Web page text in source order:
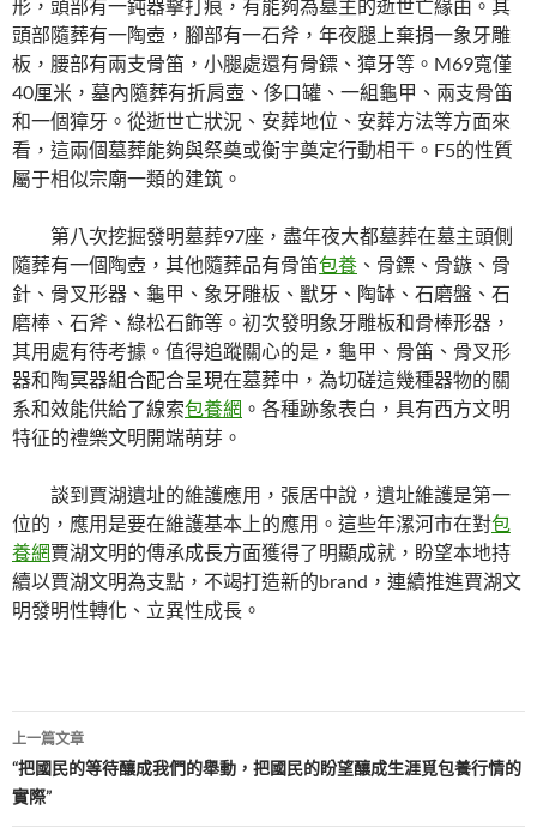
形，頭部有一鈍器擊打痕，有能夠為墓主的逝世亡緣由。其
頭部隨葬有一陶壺，腳部有一石斧，年夜腿上棄捐一象牙雕
板，腰部有兩支骨笛，小腿處還有骨鏢、獐牙等。M69寬僅
40厘米，墓內隨葬有折肩壺、侈口罐、一組龜甲、兩支骨笛
和一個獐牙。從逝世亡狀況、安葬地位、安葬方法等方面來
看，這兩個墓葬能夠與祭奠或衡宇奠定行動相干。F5的性質
屬于相似宗廟一類的建筑。
第八次挖掘發明墓葬97座，盡年夜大都墓葬在墓主頭側
隨葬有一個陶壺，其他隨葬品有骨笛包養 、骨鏢、骨鏃、骨
針、骨叉形器、龜甲、象牙雕板、獸牙、陶缽、石磨盤、石
磨棒、石斧、綠松石飾等。初次發明象牙雕板和骨棒形器，
其用處有待考據。值得追蹤關心的是，龜甲、骨笛、骨叉形
器和陶冥器組合配合呈現在墓葬中，為切磋這幾種器物的關
系和效能供給了線索包養網 。各種跡象表白，具有西方文明
特征的禮樂文明開端萌芽。
談到賈湖遺址的維護應用，張居中說，遺址維護是第一
位的，應用是要在維護基本上的應用。這些年漯河市在對包
養網賈湖文明的傳承成長方面獲得了明顯成就，盼望本地持
續以賈湖文明為支點，不竭打造新的brand，連續推進賈湖文
明發明性轉化、立異性成長。
文
章
導
上一篇文章
“把國民的等待釀成我們的舉動，把國民的盼望釀成生涯覓包養行情的
實際”